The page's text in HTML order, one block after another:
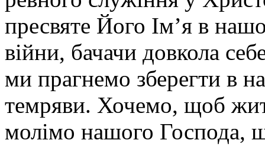
пресвяте Його Ім’я в
війни, бачачи довкола
ми прагнемо зберегти в
темряви. Хочемо, щоб
молімо нашого Господа,